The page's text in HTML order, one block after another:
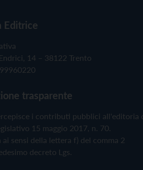
Editrice
14 – 38122 Trento
trasparente
i contributi pubblici all'editoria
15 maggio 2017, n. 70.
ai sensi della lettera f) del comma 2
decreto Lgs.